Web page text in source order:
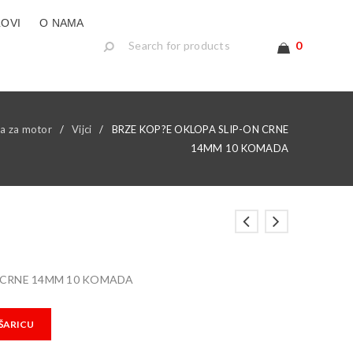
O NAMA
0
za motor / Vijci /
BRZE KOP?E OKLOPA SLIP-ON CRNE
14MM 10 KOMADA
14MM 10 KOMADA